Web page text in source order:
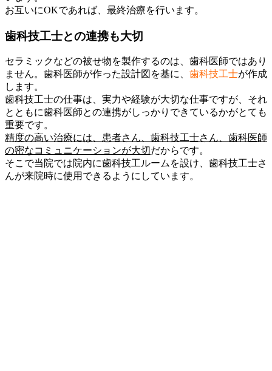
お互いにOKであれば、最終治療を行います。
歯科技工士との連携も大切
セラミックなどの被せ物を製作するのは、歯科医師ではあり
ません。歯科医師が作った設計図を基に、 歯科技工士が作成
します。
歯科技工士の仕事は、実力や経験が大切な仕事ですが、それ
とともに歯科医師との連携がしっかりできているかがとても
重要です。
精度の高い治療には、患者さん、歯科技工士さん、歯科医師
の密なコミュニケーションが大切だからです。
そこで当院では院内に歯科技工ルームを設け、歯科技工士さ
んが来院時に使用できるようにしています。